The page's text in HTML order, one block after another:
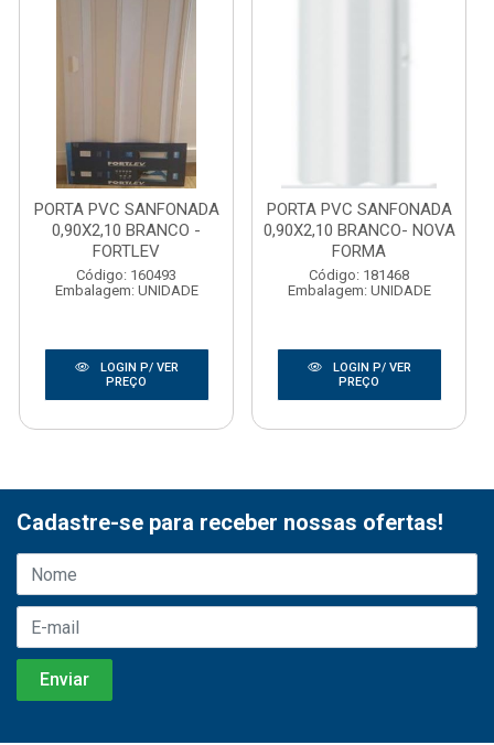
PORTA PVC SANFONADA
0,90X2,10 BRANCO -
FORTLEV
Código: 160493
Embalagem: UNIDADE
LOGIN P/ VER
PREÇO
PORTA PVC SANFONADA
0,90X2,10 BRANCO- NOVA
FORMA
Código: 181468
Embalagem: UNIDADE
LOGIN P/ VER
PREÇO
Cadastre-se para receber nossas ofertas!